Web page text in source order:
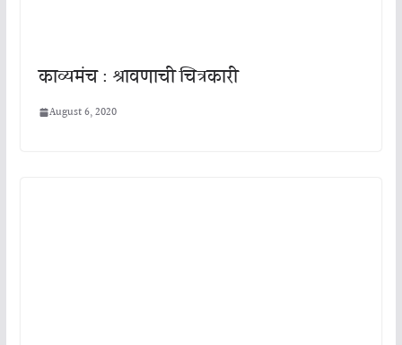
काव्यमंच : श्रावणाची चित्रकारी
August 6, 2020